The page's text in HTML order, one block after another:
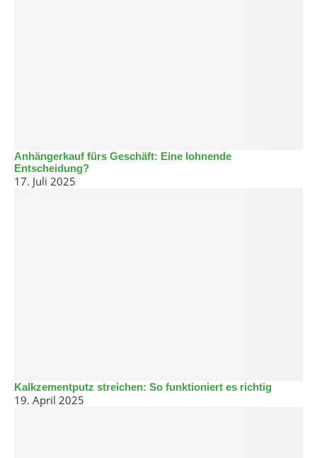
Anhängerkauf fürs Geschäft: Eine lohnende
Entscheidung?
17. Juli 2025
Kalkzementputz streichen: So funktioniert es richtig
19. April 2025